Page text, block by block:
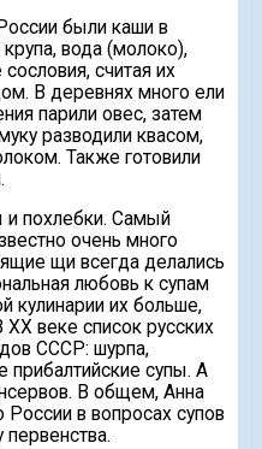
были каши в
вода (молоко),
считая их
В деревнях много ели
парили овес, затем
разводили квасом,
Также готовили
и похлебки. Самый
очень много
щи всегда делались
любовь к супам
кулинарии их больше,
XX веке список русских
СССР: шурпа,
прибалтийские супы. А
В общем, Анна
России в вопросах супов